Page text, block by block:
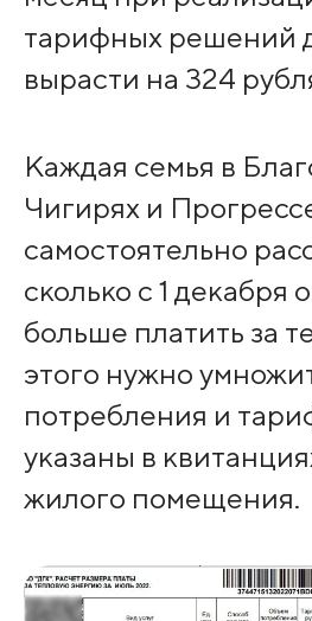
тарифных решений
вырасти на 324
Каждая семья в
Чигирях и
самостоятельно
сколько с 1 декабря
больше платить за
этого нужно
потребления и
указаны в
жилого помещения.